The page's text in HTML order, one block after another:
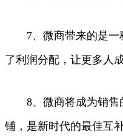
7、微商带来的是一
了利润分配，让更多人
8、微商将成为销售
铺，是新时代的最佳互